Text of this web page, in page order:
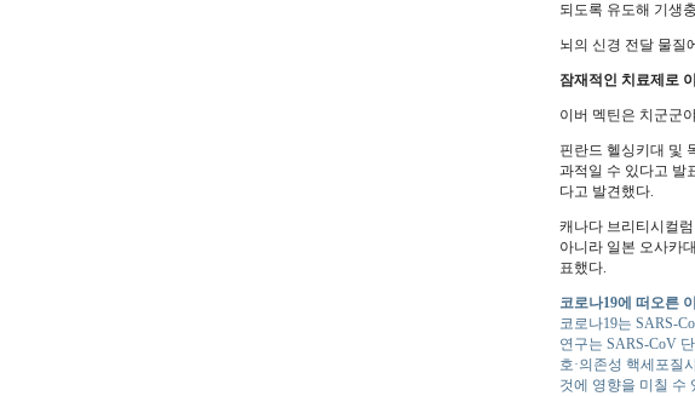
되도록 유도해 기생
뇌의 신경 전달 물질
잠재적인 치료제로
이버 멕틴은 치군군
핀란드 헬싱키대 및
과적일 수 있다고 발
다고 발견했다.
캐나다 브리티시컬
아니라 일본 오사카
표했다.
코로나19에 떠오른
코로나19는 SARS-
연구는 SARS-CoV
호·의존성 핵세포질
것에 영향을 미칠 수